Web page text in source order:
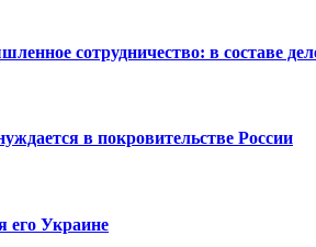
сотрудничество: в составе
в покровительстве России
его Украине